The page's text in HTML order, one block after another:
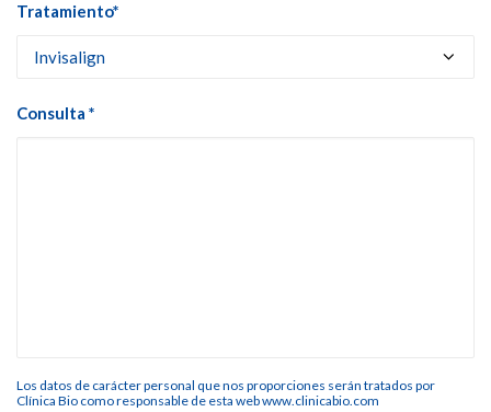
Tratamiento*
Consulta *
Los datos de carácter personal que nos proporciones serán tratados por
Clínica Bio como responsable de esta web www.clinicabio.com